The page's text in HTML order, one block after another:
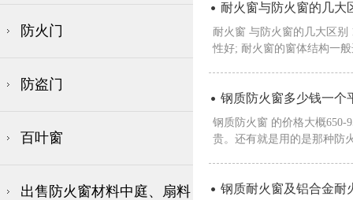
防火门
防盗门
百叶窗
出售防火窗材料中庭、扇料
耐火窗与防火窗的几大
耐火窗 与防火窗的几大区
性好; 耐火窗的窗体结构一
钢质防火窗多少钱一个
钢质防火窗 的价格大概650-
贵。还有就是用的是那种防
钢质耐火窗及铝合金耐